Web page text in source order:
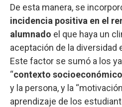
De esta manera, se
incidencia positiva en el
alumnado el que haya un
aceptación de la diversidad
Este factor se sumó a los
“contexto
y la persona, y la
aprendizaje de los